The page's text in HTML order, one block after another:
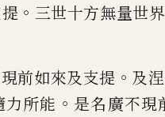
。 三世十方無量世界
前如來及支提 。 及
力所能 。 是名廣不現